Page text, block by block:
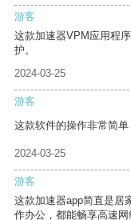
游客
这款加速器VPM应用程
护。
2024-03-25
游客
这款软件的操作非常简单
2024-03-25
游客
这款加速器app简直是居
作办公，都能畅享高速网